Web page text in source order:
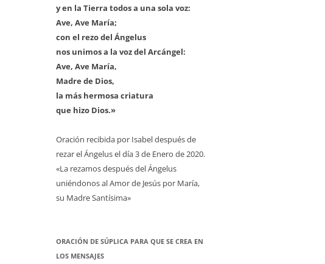
y en la Tierra todos a una sola voz:
Ave, Ave María;
con el rezo del Ángelus
nos unimos a la voz del Arcángel:
Ave, Ave María,
Madre de Dios,
la más hermosa criatura
que hizo Dios.»
Oración recibida por Isabel después de
rezar el Ángelus el día 3 de Enero de 2020.
«La rezamos después del Ángelus
uniéndonos al Amor de Jesús por María,
su Madre Santísima»
ORACIÓN DE SÚPLICA PARA QUE SE CREA EN
LOS MENSAJES